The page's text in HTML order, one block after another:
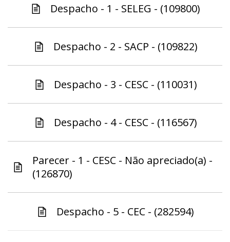
Despacho - 1 - SELEG - (109800)
Despacho - 2 - SACP - (109822)
Despacho - 3 - CESC - (110031)
Despacho - 4 - CESC - (116567)
Parecer - 1 - CESC - Não apreciado(a) -
(126870)
Despacho - 5 - CEC - (282594)